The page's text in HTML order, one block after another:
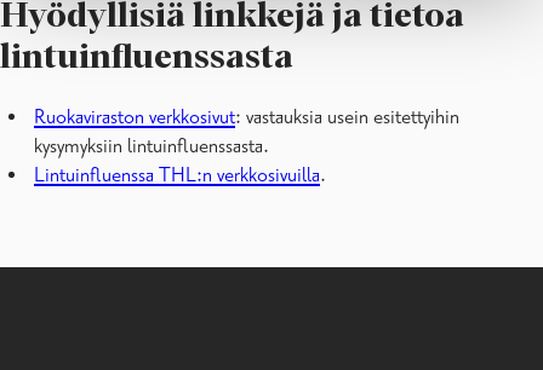
Hyödyllisiä linkkejä ja tietoa
lintuinfluenssasta
Ruokaviraston verkkosivut: vastauksia usein esitettyihin
kysymyksiin lintuinfluenssasta.
Lintuinfluenssa THL:n verkkosivuilla.